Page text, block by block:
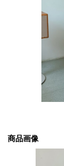
商品画像